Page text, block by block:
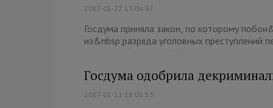
2017-01-27 13:04:37
Госдума приняла закон, по которому
из&nbsp;разряда уголовных преступлений
Госдума одобрила
2017-01-11 18:01:53